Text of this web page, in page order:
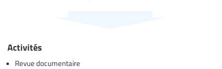
Activités
Revue documentaire